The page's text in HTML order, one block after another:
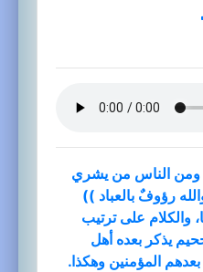
ومن الناس من يشري
رؤوفٌ بالعباد ))
والكلام على ترتيب
يذكر بعده أهل
بعدهم المؤمنين وهكذا.